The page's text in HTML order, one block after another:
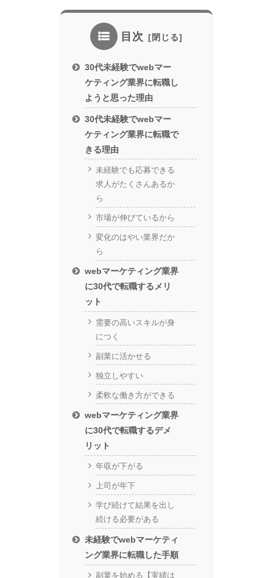
目次
30代未経験でwebマー
ケティング業界に転職し
ようと思った理由
30代未経験でwebマー
ケティング業界に転職で
きる理由
未経験でも応募できる
求人がたくさんあるか
ら
市場が伸びているから
変化のはやい業界だか
ら
webマーケティング業界
に30代で転職するメリ
ット
需要の高いスキルが身
につく
副業に活かせる
独立しやすい
柔軟な働き方ができる
webマーケティング業界
に30代で転職するデメ
リット
年収が下がる
上司が年下
学び続けて結果を出し
続ける必要がある
未経験でwebマーケティ
ング業界に転職した手順
副業を始める【実績は